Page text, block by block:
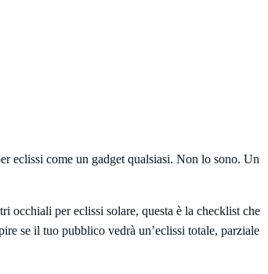
eclissi come un gadget qualsiasi. Non lo sono. Un
occhiali per eclissi solare, questa è la checklist che
se il tuo pubblico vedrà un’eclissi totale, parziale